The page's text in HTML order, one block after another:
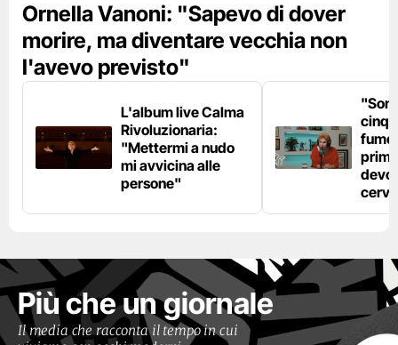
Ornella Vanoni: "Sapevo di dover
morire, ma diventare vecchia non
l'avevo previsto"
L'album live Calma
Rivoluzionaria:
"Mettermi a nudo
mi avvicina alle
persone"
fumo
devo
Più che un giornale
Il media che racconta il tempo in cui